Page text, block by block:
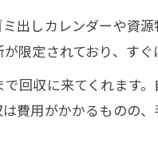
出しカレンダーや資
定されており、すぐ
回収に来てくれます
費用がかかるものの